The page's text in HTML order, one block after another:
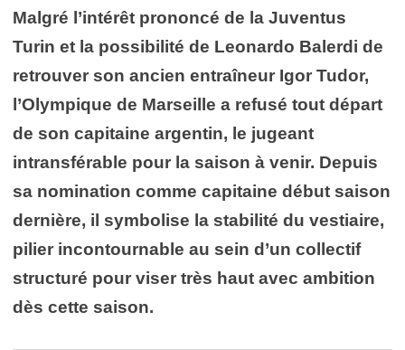
Malgré l’intérêt prononcé de la Juventus
Turin et la possibilité de Leonardo Balerdi de
retrouver son ancien entraîneur Igor Tudor,
l’Olympique de Marseille a refusé tout départ
de son capitaine argentin, le jugeant
intransférable pour la saison à venir. Depuis
sa nomination comme capitaine début saison
dernière, il symbolise la stabilité du vestiaire,
pilier incontournable au sein d’un collectif
structuré pour viser très haut avec ambition
dès cette saison.